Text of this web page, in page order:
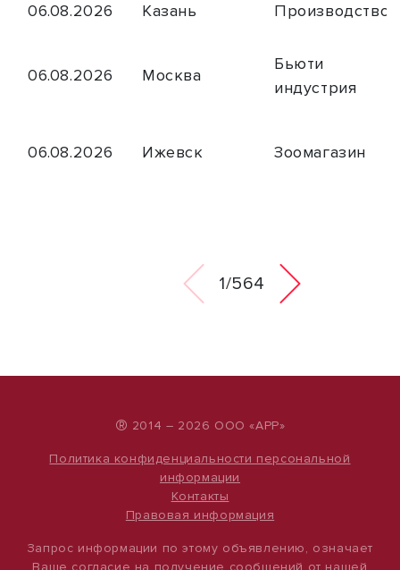
06.08.2026 Казань Производство
06.08.2026 Москва
Бьюти
индустрия
06.08.2026 Ижевск Зоомагазин
1/564
® 2014 – 2026 ООО «АРР»
Политика конфиденциальности персональной
информации
Контакты
Правовая информация
Запрос информации по этому объявлению, означает
Ваше согласие на получение сообщений от нашей